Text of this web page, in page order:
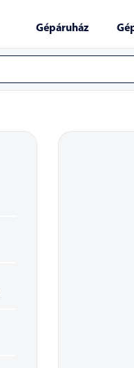
Gépáruház